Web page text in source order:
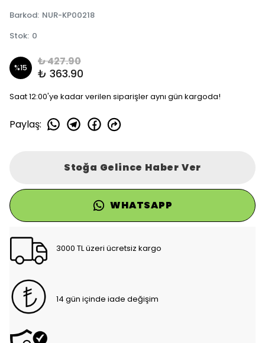
Barkod: NUR-KP00218
Stok: 0
%15 ₺ 427.90
₺ 363.90
Saat 12:00'ye kadar verilen siparişler aynı gün kargoda!
Paylaş:
Stoğa Gelince Haber Ver
WHATSAPP
3000 TL üzeri ücretsiz kargo
14 gün içinde iade değişim